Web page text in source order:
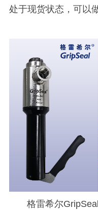
处于现货状态，可以
格雷希尔GripSeal